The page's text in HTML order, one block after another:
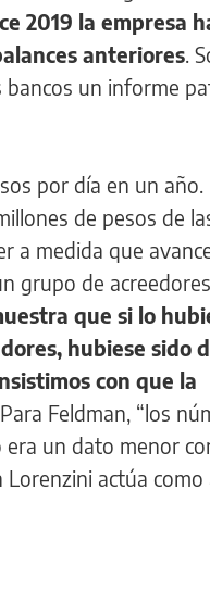
2019 la empresa
anteriores.
un informe
por día en un
de pesos de
a medida que
grupo de
que si lo
hubiese sido
con que la
Feldman, “los
un dato menor
actúa